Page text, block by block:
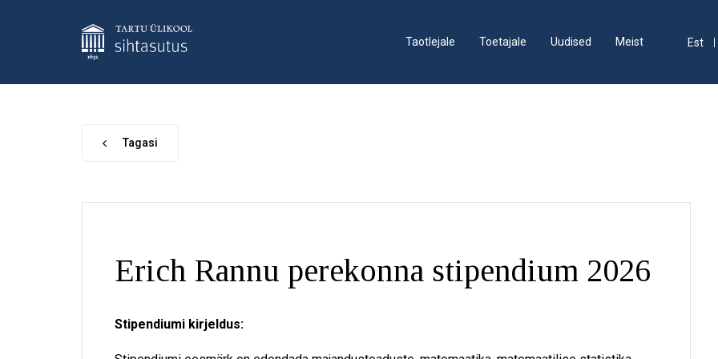
Est
Taotlejale Toetajale Uudised Meist
Tagasi
Erich Rannu perekonna stipendium 2026
Stipendiumi kirjeldus: